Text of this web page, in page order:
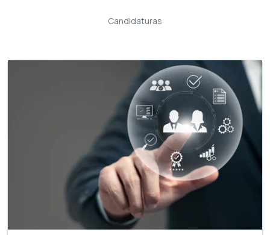
Candidaturas